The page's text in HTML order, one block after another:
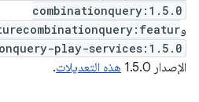
combinationquery:1.5.0
و
play-services:1.5.0
الإصدار 1.5.0
هذه التعديلات.